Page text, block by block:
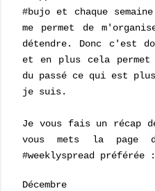
#bujo et chaque
me permet de
détendre. Donc c'est
et en plus cela permet
du passé ce qui est
je suis.
Je vous fais un récap
vous mets la page
#weeklyspread préférée :
Décembre